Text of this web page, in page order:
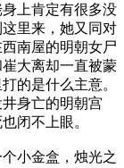
上肯定有很多没
里来，她又同对
南屋的明朝女尸
大离却一直被蒙
的是什么主意。
身亡的明朝宫
闭不上眼。
小金盒，烛光之